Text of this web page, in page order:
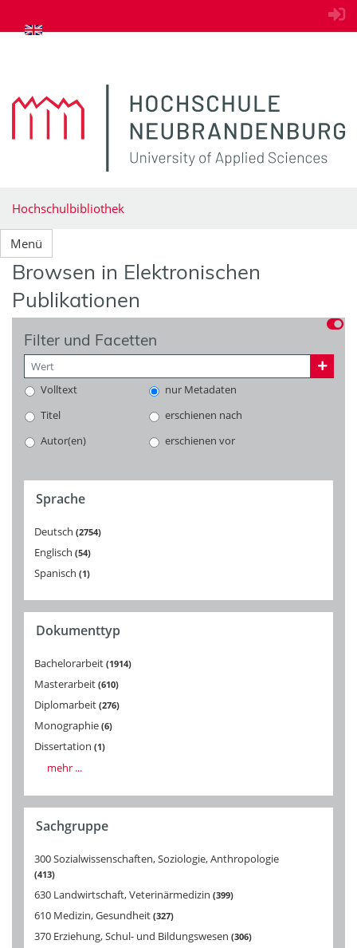
zum Inhalt springen
Hochschulbibliothek
Menü
Browsen in Elektronischen
Publikationen
Filter und Facetten
Volltext
nur Metadaten
Titel
erschienen nach
Autor(en)
erschienen vor
Sprache
Deutsch 2754
Englisch 54
Spanisch 1
Dokumenttyp
Bachelorarbeit 1914
Masterarbeit 610
Diplomarbeit 276
Monographie 6
Dissertation 1
mehr ...
Sachgruppe
300 Sozialwissenschaften, Soziologie, Anthropologie
413
630 Landwirtschaft, Veterinärmedizin 399
610 Medizin, Gesundheit 327
370 Erziehung, Schul- und Bildungswesen 306